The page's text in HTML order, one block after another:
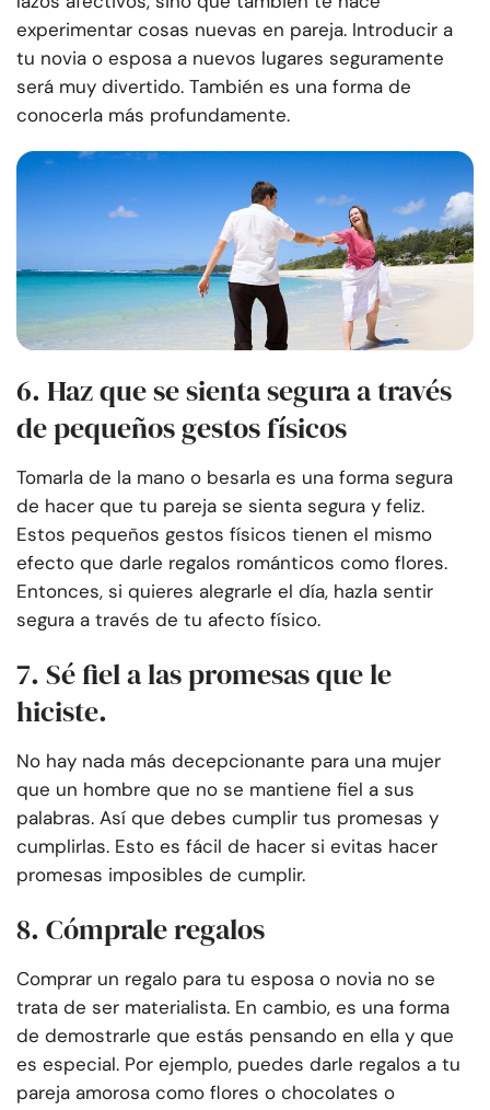
experimentar cosas nuevas en pareja. Introducir a
tu novia o esposa a nuevos lugares seguramente
será muy divertido. También es una forma de
conocerla más profundamente.
6. Haz que se sienta segura a través
de pequeños gestos físicos
Tomarla de la mano o besarla es una forma segura
de hacer que tu pareja se sienta segura y feliz.
Estos pequeños gestos físicos tienen el mismo
efecto que darle regalos románticos como flores.
Entonces, si quieres alegrarle el día, hazla sentir
segura a través de tu afecto físico.
7. Sé fiel a las promesas que le
hiciste.
No hay nada más decepcionante para una mujer
que un hombre que no se mantiene fiel a sus
palabras. Así que debes cumplir tus promesas y
cumplirlas. Esto es fácil de hacer si evitas hacer
promesas imposibles de cumplir.
8. Cómprale regalos
Comprar un regalo para tu esposa o novia no se
trata de ser materialista. En cambio, es una forma
de demostrarle que estás pensando en ella y que
es especial. Por ejemplo, puedes darle regalos a tu
pareja amorosa como flores o chocolates o